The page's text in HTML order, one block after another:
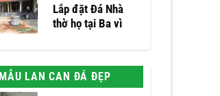
Lắp đặt Đá Nhà
thờ họ tại Ba vì
MẪU LAN CAN ĐÁ ĐẸP